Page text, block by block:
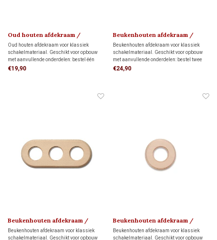
Oud houten afdekraam /
montageplaat 1910
Oud houten afdekraam voor klassiek
schakelmateriaal. Geschikt voor opbouw
met aanvullende onderdelen: bestel één
montagering voor directe wandmontage of
€19,90
Beukenhouten afdekraam /
montageplaat 1910
Beukenhouten afdekraam voor klassiek
schakelmateriaal. Geschikt voor opbouw
met aanvullende onderdelen: bestel twee
montageringen voor directe wandmontage
€24,90
Beukenhouten afdekraam /
montageplaat 1910
Beukenhouten afdekraam voor klassiek
schakelmateriaal. Geschikt voor opbouw
Beukenhouten afdekraam /
montageplaat 1910
Beukenhouten afdekraam voor klassiek
schakelmateriaal. Geschikt voor opbouw